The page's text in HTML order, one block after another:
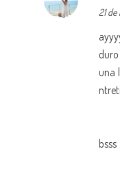
21 de
una
bsss